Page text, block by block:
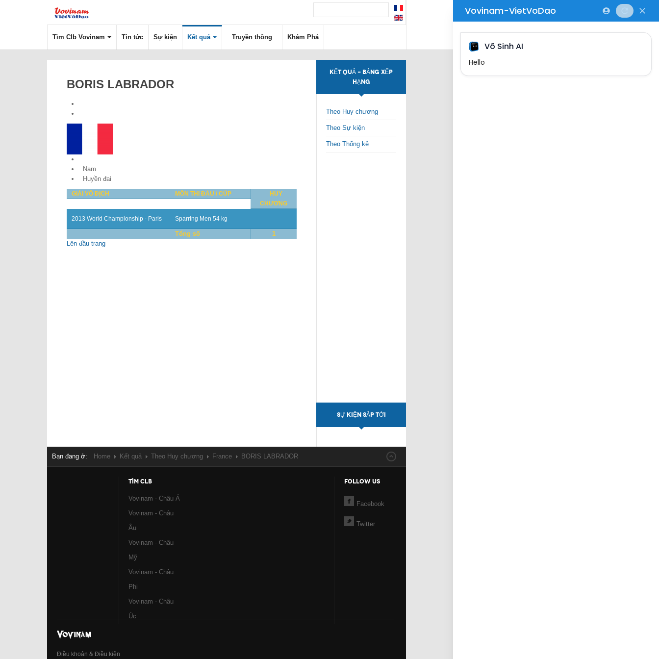
Tìm Clb Vovinam Tin tức Sự kiện Kết quả Truyền thông Khám Phá
BORIS LABRADOR
Nam
Huyền đai
GIẢI VÔ ĐỊCH MÔN THI ĐẤU / CÚP
HUY
CHƯƠNG
2013 World Championship - Paris Sparring Men 54 kg
Tổng số
1
Lên đầu trang
KẾT QUẢ - BẢNG XẾP
HẠNG
Theo Huy chương
Theo Sự kiện
Theo Thống kê
SỰ KIỆN SẮP TỚI
Bạn đang ở: Home Kết quả Theo Huy chương France BORIS LABRADOR
Điều khoản & Điều kiện
TÌM CLB
Vovinam - Châu Á
Vovinam - Châu
Âu
Vovinam - Châu
Mỹ
Vovinam - Châu
Phi
Vovinam - Châu
Úc
FOLLOW US
Facebook
Twitter